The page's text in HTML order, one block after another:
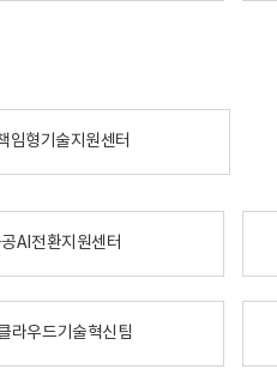
임형기술지원센터
AI전환지원센터
라우드기술혁신팀